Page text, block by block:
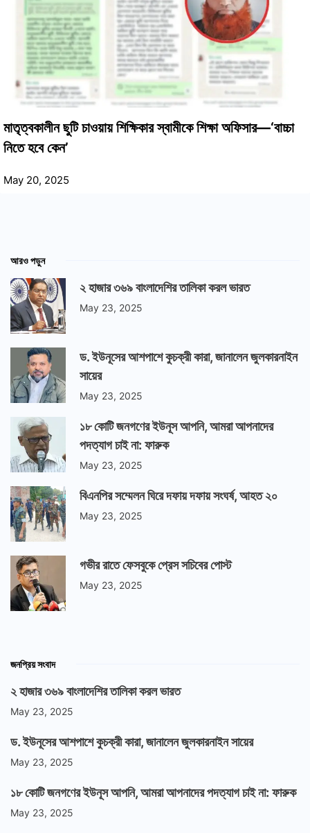
মাতৃত্বকালীন ছুটি চাওয়ায় শিক্ষিকার স্বামীকে শিক্ষা অফিসার—‘বাচ্চা
নিতে হবে কেন’
May 20, 2025
আরও পড়ুন
২ হাজার ৩৬৯ বাংলাদেশির তালিকা করল ভারত
May 23, 2025
ড. ইউনূসের আশপাশে কুচক্রী কারা, জানালেন জুলকারনাইন
সায়ের
May 23, 2025
১৮ কোটি জনগণের ইউনূস আপনি, আমরা আপনাদের
পদত্যাগ চাই না: ফারুক
May 23, 2025
বিএনপির সম্মেলন ঘিরে দফায় দফায় সংঘর্ষ, আহত ২০
May 23, 2025
গভীর রাতে ফেসবুকে প্রেস সচিবের পোস্ট
May 23, 2025
জনপ্রিয় সংবাদ
২ হাজার ৩৬৯ বাংলাদেশির তালিকা করল ভারত
May 23, 2025
ড. ইউনূসের আশপাশে কুচক্রী কারা, জানালেন জুলকারনাইন সায়ের
May 23, 2025
১৮ কোটি জনগণের ইউনূস আপনি, আমরা আপনাদের পদত্যাগ চাই না: ফারুক
May 23, 2025